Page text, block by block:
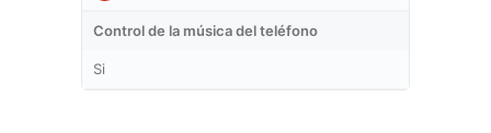
Control de la música del teléfono
Si